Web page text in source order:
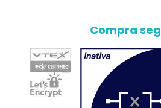
Compra